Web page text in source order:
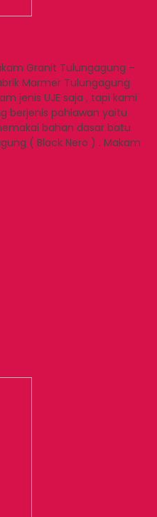
Granit Tulungagung –
Marmer Tulungagung
jenis UJE saja , tapi kami
berjenis pahlawan yaitu
bahan dasar batu
( Black Nero ) . Makam